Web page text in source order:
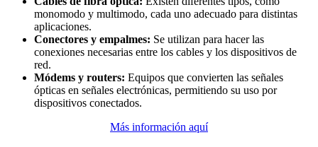
monomodo y multimodo, cada uno adecuado para distintas
aplicaciones.
Conectores y empalmes: Se utilizan para hacer las
conexiones necesarias entre los cables y los dispositivos de
red.
Módems y routers: Equipos que convierten las señales
ópticas en señales electrónicas, permitiendo su uso por
dispositivos conectados.
Más información aquí